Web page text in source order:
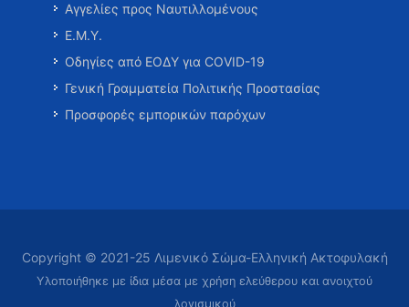
Αγγελίες προς Ναυτιλλομένους
Ε.Μ.Υ.
Οδηγίες από ΕΟΔΥ για COVID-19
Γενική Γραμματεία Πολιτικής Προστασίας
Προσφορές εμπορικών παρόχων
Copyright © 2021-25 Λιμενικό Σώμα-Ελληνική Ακτοφυλακή
Υλοποιήθηκε με ίδια μέσα με χρήση ελεύθερου και ανοιχτού
λογισμικού